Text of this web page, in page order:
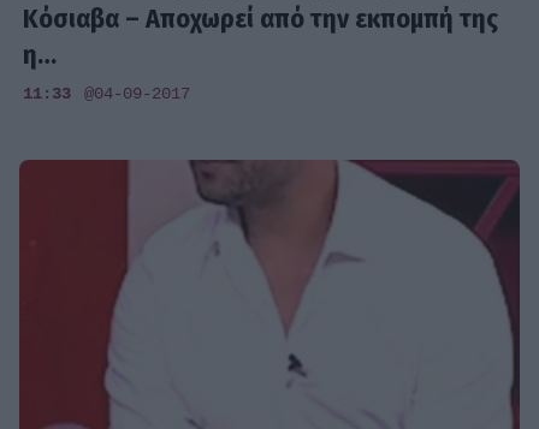
Κόσιαβα – Αποχωρεί από την εκπομπή της
η…
11:33 @04-09-2017